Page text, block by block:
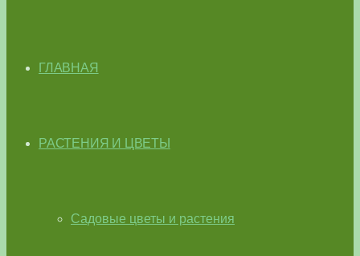
ГЛАВНАЯ
РАСТЕНИЯ И ЦВЕТЫ
Садовые цветы и растения